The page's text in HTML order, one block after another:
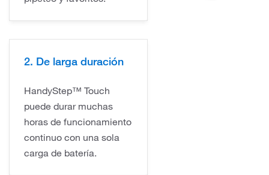
2. De larga duración
HandyStep™ Touch
puede durar muchas
horas de funcionamiento
continuo con una sola
carga de batería.